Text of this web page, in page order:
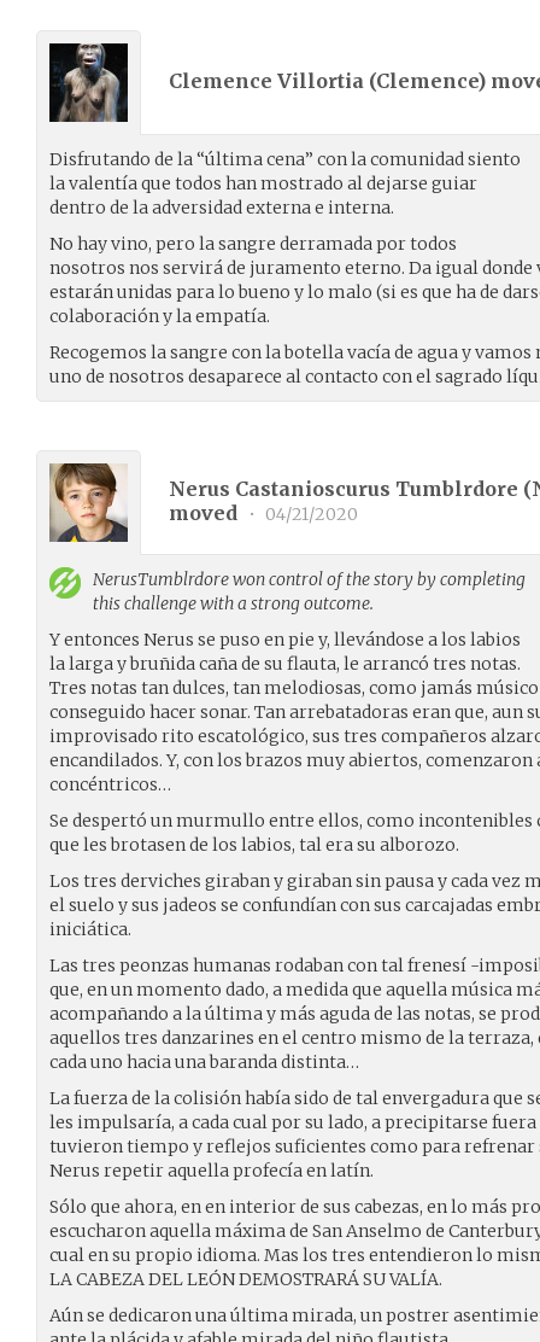
Clemence Villortia (Clemence)
Disfrutando de la “última cena” con la comunidad siento
la valentía que todos han mostrado al dejarse guiar
dentro de la adversidad externa e interna.
No hay vino, pero la sangre derramada por todos
nosotros nos servirá de juramento eterno. Da igual donde
estarán unidas para lo bueno y lo malo (si es que ha de
colaboración y la empatía.
Recogemos la sangre con la botella vacía de agua y
uno de nosotros desaparece al contacto con el sagrado
Nerus Castanioscurus Tumblrdore (
moved
• 04/21/2020
NerusTumblrdorewon control of the story by completing
this challenge with a strong outcome.
Y entonces Nerus se puso en pie y, llevándose a los labios
la larga y bruñida caña de su flauta, le arrancó tres notas.
Tres notas tan dulces, tan melodiosas, como jamás
conseguido hacer sonar. Tan arrebatadoras eran que, aun
improvisado rito escatológico, sus tres compañeros
encandilados. Y, con los brazos muy abiertos, comenzaron
concéntricos…
Se despertó un murmullo entre ellos, como
que les brotasen de los labios, tal era su alborozo.
Los tres derviches giraban y giraban sin pausa y cada vez
el suelo y sus jadeos se confundían con sus carcajadas
iniciática.
Las tres peonzas humanas rodaban con tal frenesí -
que, en un momento dado, a medida que aquella música
acompañando a la última y más aguda de las notas, se
aquellos tres danzarines en el centro mismo de la terraza,
cada uno hacia una baranda distinta…
La fuerza de la colisión había sido de tal envergadura que
les impulsaría, a cada cual por su lado, a precipitarse
tuvieron tiempo y reflejos suficientes como para refrenar
Nerus repetir aquella profecía en latín.
Sólo que ahora, en en interior de sus cabezas, en lo más
escucharon aquella máxima de San Anselmo de
cual en su propio idioma. Mas los tres entendieron lo
LA CABEZA DEL LEÓN DEMOSTRARÁ SU VALÍA.
Aún se dedicaron una última mirada, un postrer